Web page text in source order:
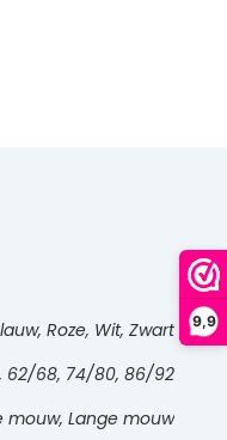
9,9
Roze, Wit, Zwart
62/68, 74/80, 86/92
mouw, Lange mouw